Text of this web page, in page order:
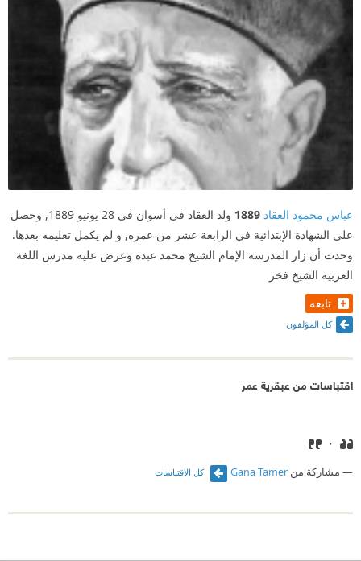
عباس محمود العقاد 1889
ولد العقاد في أسوان في 28 يونيو 1889, وحصل
على الشهادة الإبتدائية في الرابعة عشر من عمره, و لم يكمل تعليمه بعدها.
وحدث أن زار المدرسة الإمام الشيخ محمد عبده وعرض عليه مدرس اللغة
العربية الشيخ فخر
تابعه
كل المؤلفون
اقتباسات من عبقرية عمر
٠
مشاركة من Gana Tamer كل الاقتباسات